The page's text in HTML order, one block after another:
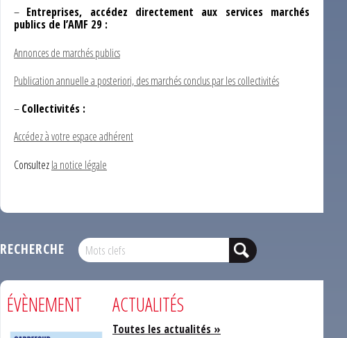
– Entreprises, accédez directement aux services marchés
publics de l’AMF 29 :
Annonces de marchés publics
Publication annuelle a posteriori, des marchés conclus par les collectivités
–Collectivités :
Accédez à votre espace adhérent
Consultezla notice légale
RECHERCHE
ÉVÈNEMENT ACTUALITÉS
Toutes les actualités »